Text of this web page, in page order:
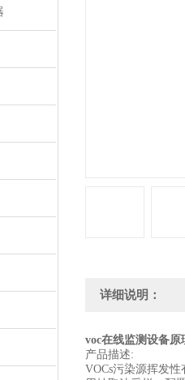
详细说明：
voc在线监测设备原
产品描述:
VOCs污染源挥发